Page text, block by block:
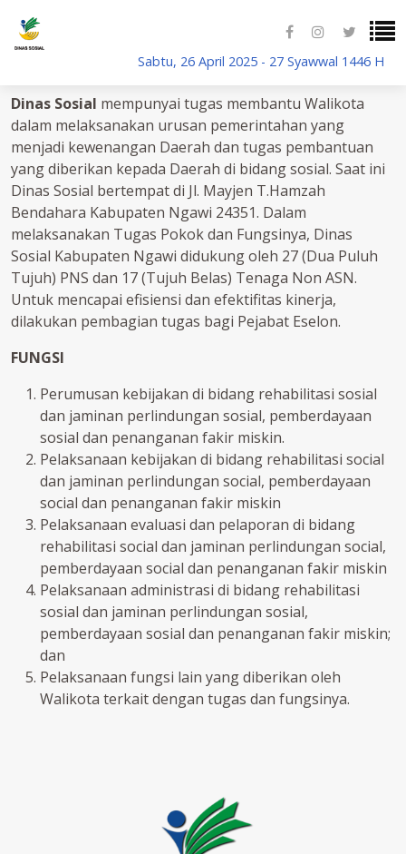
Sabtu, 26 April 2025 - 27 Syawwal 1446 H
DINAS SOSIAL - Ngawi
Dinas Sosial mempunyai tugas membantu Walikota
dalam melaksanakan urusan pemerintahan yang
menjadi kewenangan Daerah dan tugas pembantuan
yang diberikan kepada Daerah di bidang sosial. Saat ini
Dinas Sosial bertempat di Jl. Mayjen T.Hamzah
Bendahara Kabupaten Ngawi 24351. Dalam
melaksanakan Tugas Pokok dan Fungsinya, Dinas
Sosial Kabupaten Ngawi didukung oleh 27 (Dua Puluh
Tujuh) PNS dan 17 (Tujuh Belas) Tenaga Non ASN.
Untuk mencapai efisiensi dan efektifitas kinerja,
dilakukan pembagian tugas bagi Pejabat Eselon.
FUNGSI
Perumusan kebijakan di bidang rehabilitasi sosial
dan jaminan perlindungan sosial, pemberdayaan
sosial dan penanganan fakir miskin.
Pelaksanaan kebijakan di bidang rehabilitasi social
dan jaminan perlindungan social, pemberdayaan
social dan penanganan fakir miskin
Pelaksanaan evaluasi dan pelaporan di bidang
rehabilitasi social dan jaminan perlindungan social,
pemberdayaan social dan penanganan fakir miskin
Pelaksanaan administrasi di bidang rehabilitasi
sosial dan jaminan perlindungan sosial,
pemberdayaan sosial dan penanganan fakir miskin;
dan
Pelaksanaan fungsi lain yang diberikan oleh
Walikota terkait dengan tugas dan fungsinya.